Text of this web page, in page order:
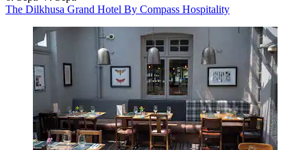
The Dilkhusa Grand Hotel By Compass Hospitality